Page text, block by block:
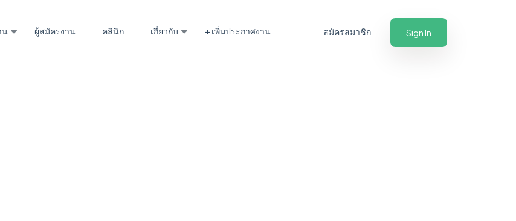
น ผู้สมัครงาน คลินิก เกี่ยวกับ + เพิ่มประกาศงาน สมัครสมาชิก Sign In